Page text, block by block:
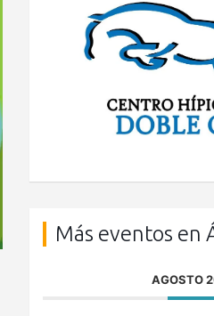
Más eventos en
AGOSTO